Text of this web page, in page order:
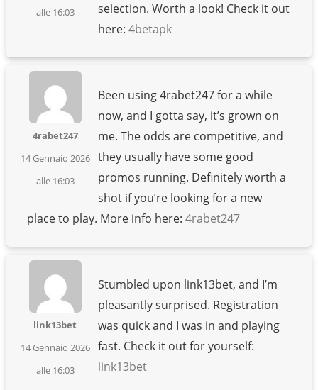
alle 16:03
selection. Worth a look! Check it out
here: 4betapk
4rabet247
14 Gennaio 2026
alle 16:03
Been using 4rabet247 for a while
now, and I gotta say, it’s grown on
me. The odds are competitive, and
they usually have some good
promos running. Definitely worth a
shot if you’re looking for a new
place to play. More info here: 4rabet247
link13bet
14 Gennaio 2026
alle 16:03
Stumbled upon link13bet, and I’m
pleasantly surprised. Registration
was quick and I was in and playing
fast. Check it out for yourself:
link13bet